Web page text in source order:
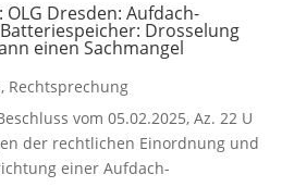
Dresden: Aufdach-
Drosselung
einen Sachmangel
, Rechtsprechung
vom 05.02.2025, Az. 22 U
der rechtlichen Einordnung und
einer Aufdach-